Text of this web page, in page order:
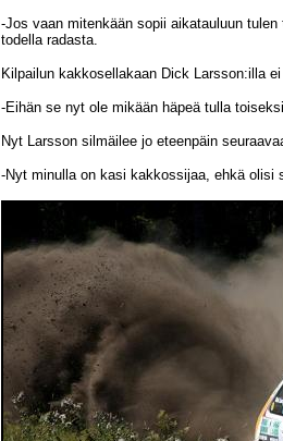
-Jos vaan mitenkään sopii aikatauluun
todella radasta.
Kilpailun kakkosellakaan Dick Larsson:illa
-Eihän se nyt ole mikään häpeä tulla
Nyt Larsson silmäilee jo eteenpäin
-Nyt minulla on kasi kakkossijaa, ehkä olisi